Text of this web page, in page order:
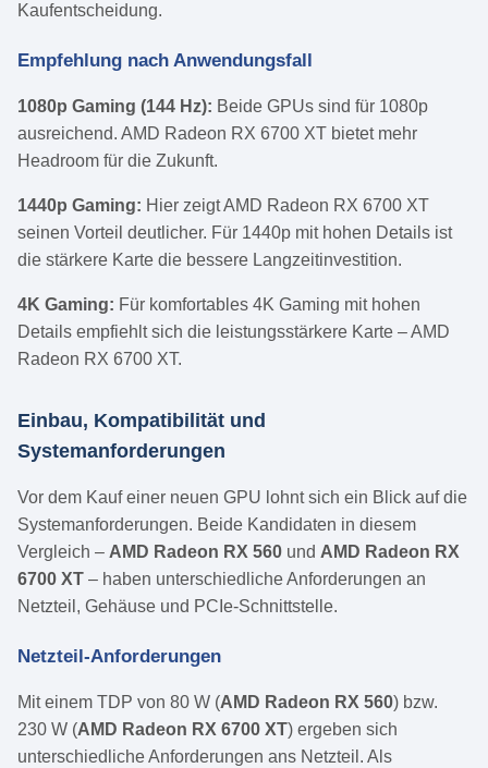
Kaufentscheidung.
Empfehlung nach Anwendungsfall
1080p Gaming (144 Hz): Beide GPUs sind für 1080p
ausreichend. AMD Radeon RX 6700 XT bietet mehr
Headroom für die Zukunft.
1440p Gaming: Hier zeigt AMD Radeon RX 6700 XT
seinen Vorteil deutlicher. Für 1440p mit hohen Details ist
die stärkere Karte die bessere Langzeitinvestition.
4K Gaming: Für komfortables 4K Gaming mit hohen
Details empfiehlt sich die leistungsstärkere Karte – AMD
Radeon RX 6700 XT.
Einbau, Kompatibilität und
Systemanforderungen
Vor dem Kauf einer neuen GPU lohnt sich ein Blick auf die
Systemanforderungen. Beide Kandidaten in diesem
Vergleich – AMD Radeon RX 560 und AMD Radeon RX
6700 XT – haben unterschiedliche Anforderungen an
Netzteil, Gehäuse und PCIe-Schnittstelle.
Netzteil-Anforderungen
Mit einem TDP von 80 W (AMD Radeon RX 560) bzw.
230 W (AMD Radeon RX 6700 XT) ergeben sich
unterschiedliche Anforderungen ans Netzteil. Als